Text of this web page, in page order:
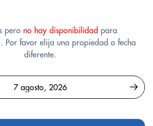
pero no hay disponibilidad para
Por favor elija una propiedad o fecha
diferente.